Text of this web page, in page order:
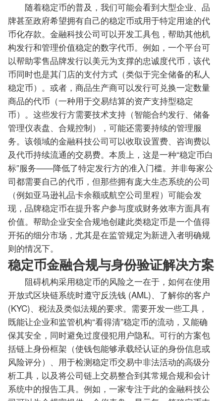
随着稳定币的普及，我们可能会看到大型企业、品
牌甚至政府希望拥有自己的稳定币或用于特定用途的代
币化存款。金融科技公司可以开发工具包，帮助其他机
构发行和管理价值稳定的数字代币。例如，一个平台可
以帮助零售品牌发行以美元为支撑的忠诚度代币，该代
币同时也是其门店的支付方式（类似于完全储备的私人
稳定币）。或者，商品生产商可以发行可兑换一定数量
商品的代币（一种用于交易结算的资产支持型稳定
币）。这些发行方需要技术支持（智能合约发行、储备
管理仪表盘、合规控制），可能还需要持续的管理服
务。该领域的金融科技公司可以收取设置费、咨询费以
及代币持续流通的交易费。本质上，这是一种“稳定币白
标”服务——降低了特定发行方的准入门槛。并非每家公
司都需要自己的代币，但那些拥有庞大生态系统的公司
（例如亚马逊礼品卡余额或航空公司里程）可能会发
现，品牌稳定币在提升客户参与度或财务效率方面具有
价值。帮助企业安全合规地创建此类稳定币是一个值得
开拓的细分市场，尤其是在监管规定为新进入者明确规
则的情况下。
稳定币金融合规与身份验证解决方案
阻碍机构采用稳定币的风险之一在于，如何在使用
开放式区块链系统时遵守反洗钱 (AML)、了解你的客户
(KYC)、税法及类似法规的要求。需要开发一些工具，
既能让企业和监管机构“看得清”稳定币的流动，又能确
保其安全，同时避免过度侵犯用户隐私。可行的方案包
括链上身份框架（使钱包能够承载经认证的身份信息或
风险评分）、用于检测稳定币交易中非法活动的高级分
析工具，以及将公司链上交易整合到其常规合规和会计
系统中的报告工具。例如，一家专注于此的金融科技公